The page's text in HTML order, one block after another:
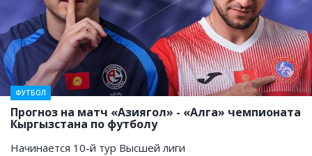
Прогноз на матч «Азиягол» - «Алга» чемпионата
Кыргызстана по футболу
ФУТБОЛ
Начинается 10-й тур Высшей лиги